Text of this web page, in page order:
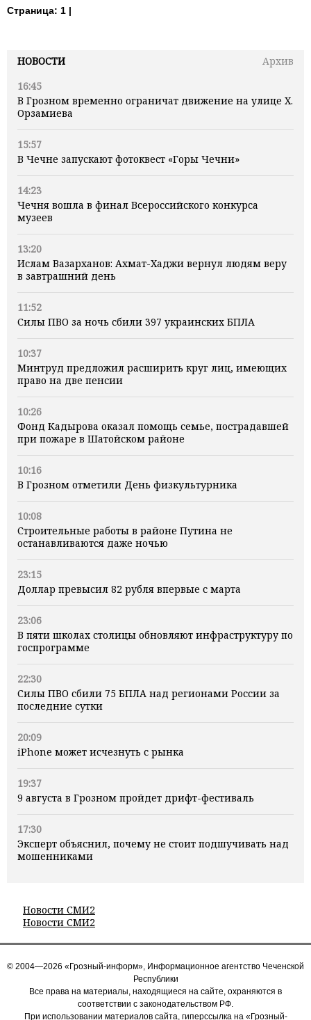
НОВОСТИ
Архив
16:45
В Грозном временно ограничат движение на улице Х.
Орзамиева
15:57
В Чечне запускают фотоквест «Горы Чечни»
14:23
Чечня вошла в финал Всероссийского конкурса
музеев
13:20
Ислам Вазарханов: Ахмат-Хаджи вернул людям веру
в завтрашний день
11:52
Силы ПВО за ночь сбили 397 украинских БПЛА
10:37
Минтруд предложил расширить круг лиц, имеющих
право на две пенсии
10:26
Фонд Кадырова оказал помощь семье, пострадавшей
при пожаре в Шатойском районе
10:16
В Грозном отметили День физкультурника
10:08
Строительные работы в районе Путина не
останавливаются даже ночью
23:15
Доллар превысил 82 рубля впервые с марта
23:06
В пяти школах столицы обновляют инфраструктуру по
госпрограмме
22:30
Силы ПВО сбили 75 БПЛА над регионами России за
последние сутки
20:09
iPhone может исчезнуть с рынка
19:37
9 августа в Грозном пройдет дрифт-фестиваль
17:30
Эксперт объяснил, почему не стоит подшучивать над
мошенниками
Новости СМИ2
Новости СМИ2
Страница: 1 |
© 2004—2026 «Грозный-информ», Информационное агентство Чеченской
Республики
Все права на материалы, находящиеся на сайте, охраняются в
соответствии с законодательством РФ.
При использовании материалов сайта, гиперссылка на «Грозный-